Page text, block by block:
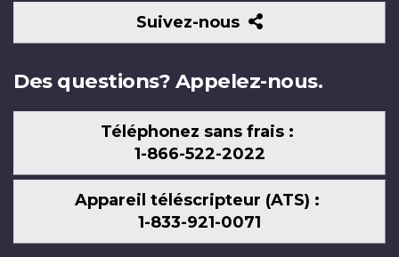
Suivez-nous
Suivez-
nous
Des questions? Appelez-nous.
Téléphonez sans frais :
1-866-522-2022
Appareil téléscripteur (ATS) :
1-833-921-0071